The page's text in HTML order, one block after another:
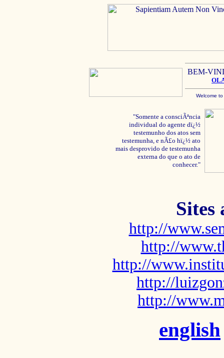
BEM-
Welcome
"Somente a consciÃªncia
individual do agente dï¿½
testemunho dos atos sem
testemunha, e nÃ£o hï¿½ ato
mais desprovido de testemunha
externa do que o ato de
conhecer."
Sites
http://
http://
http://
http://
http://
english